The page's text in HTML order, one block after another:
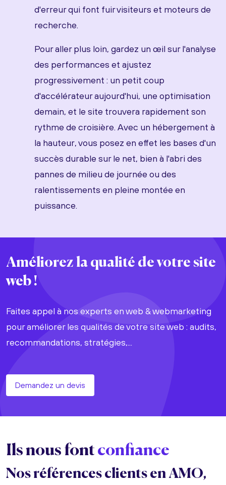
d'erreur qui font fuir visiteurs et moteurs de
recherche.
Pour aller plus loin, gardez un œil sur l'analyse
des performances et ajustez
progressivement : un petit coup
d'accélérateur aujourd'hui, une optimisation
demain, et le site trouvera rapidement son
rythme de croisière. Avec un hébergement à
la hauteur, vous posez en effet les bases d'un
succès durable sur le net, bien à l'abri des
pannes de milieu de journée ou des
ralentissements en pleine montée en
puissance.
Améliorez la qualité de votre site
web !
Faites appel à nos experts en web & webmarketing
pour améliorer les qualités de votre site web : audits,
recommandations, stratégies,...
Demandez un devis
Ils nous fontconfiance
Nos références clients en AMO,